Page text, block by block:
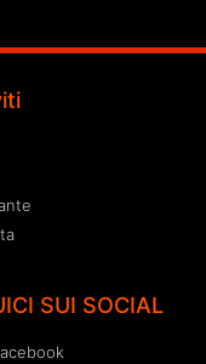
SUI SOCIAL